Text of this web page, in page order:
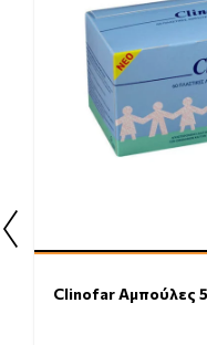
Clinofar Αμπούλες